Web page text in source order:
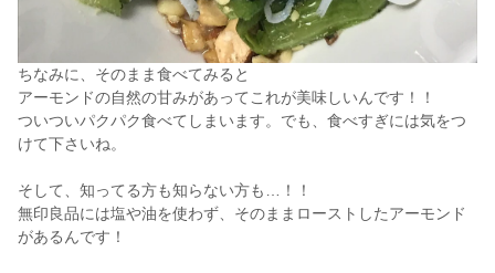
ちなみに、そのまま食べてみると
アーモンドの自然の甘みがあってこれが美味しいんです！！
ついついパクパク食べてしまいます。でも、食べすぎには気をつ
けて下さいね。
そして、知ってる方も知らない方も…！！
無印良品には塩や油を使わず、そのままローストしたアーモンド
があるんです！